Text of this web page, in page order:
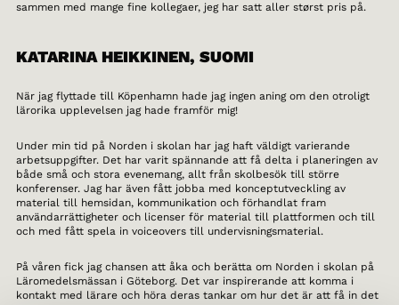
sammen med mange fine kollegaer, jeg har satt aller størst pris på.
KATARINA HEIKKINEN, SUOMI
När jag flyttade till Köpenhamn hade jag ingen aning om den otroligt
lärorika upplevelsen jag hade framför mig!
Under min tid på Norden i skolan har jag haft väldigt varierande
arbetsuppgifter. Det har varit spännande att få delta i planeringen av
både små och stora evenemang, allt från skolbesök till större
konferenser. Jag har även fått jobba med konceptutveckling av
material till hemsidan, kommunikation och förhandlat fram
användarrättigheter och licenser för material till plattformen och till
och med fått spela in voiceovers till undervisningsmaterial.
På våren fick jag chansen att åka och berätta om Norden i skolan på
Läromedelsmässan i Göteborg. Det var inspirerande att komma i
kontakt med lärare och höra deras tankar om hur det är att få in det